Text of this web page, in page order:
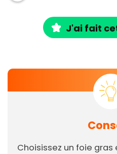
J'ai fait
Choisissez un foie